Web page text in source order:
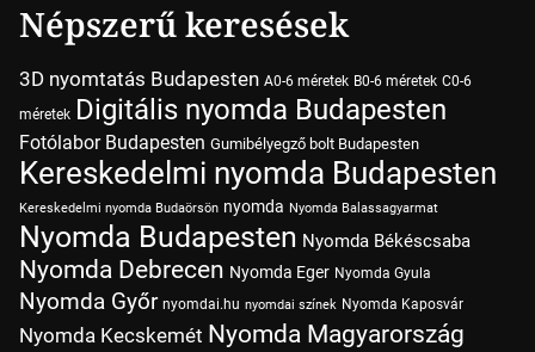
Népszerű keresések
3D nyomtatás Budapesten A0-6 méretek B0-6 méretek C0-6
méretek Digitális nyomda Budapesten
Fotólabor Budapesten Gumibélyegző bolt Budapesten
Kereskedelmi nyomda Budapesten
Kereskedelmi nyomda Budaörsön nyomda Nyomda Balassagyarmat
Nyomda Budapesten Nyomda Békéscsaba
Nyomda Debrecen Nyomda Eger Nyomda Gyula
Nyomda Győr nyomdai.hu nyomdai színek Nyomda Kaposvár
Nyomda Kecskemét Nyomda Magyarország